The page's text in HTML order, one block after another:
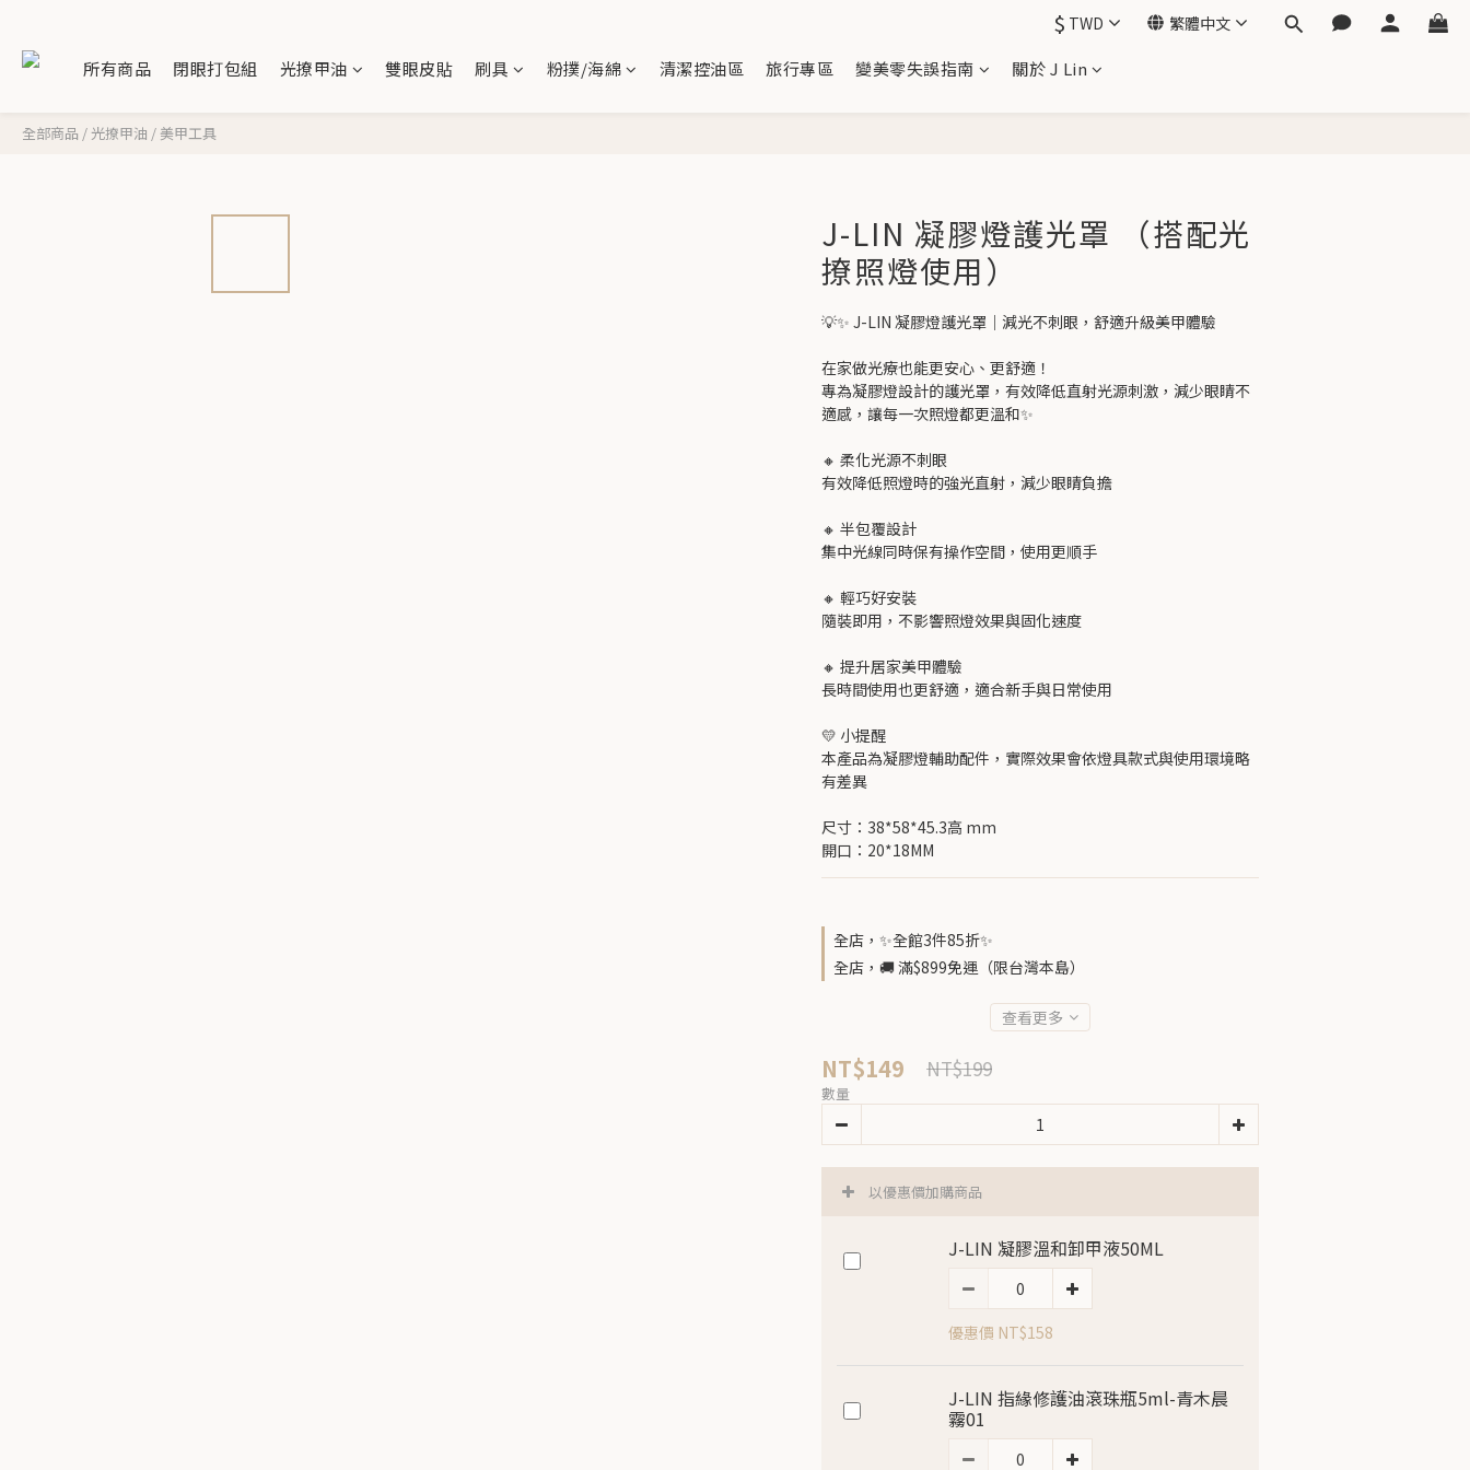
$ TWD 繁體中文
所有商品 閉眼打包組 光撩甲油 雙眼皮貼 刷具 粉撲/海綿 清潔控油區 旅行專區 變美零失誤指南 關於 J Lin
全部商品 /光撩甲油 / 美甲工具
J-LIN 凝膠燈護光罩 （搭配光
撩照燈使用）
💡✨ J-LIN 凝膠燈護光罩｜減光不刺眼，舒適升級美甲體驗
在家做光療也能更安心、更舒適！
專為凝膠燈設計的護光罩，有效降低直射光源刺激，減少眼睛不
適感，讓每一次照燈都更溫和✨
🔸 柔化光源不刺眼
有效降低照燈時的強光直射，減少眼睛負擔
🔸 半包覆設計
集中光線同時保有操作空間，使用更順手
🔸 輕巧好安裝
隨裝即用，不影響照燈效果與固化速度
🔸 提升居家美甲體驗
長時間使用也更舒適，適合新手與日常使用
💛 小提醒
本產品為凝膠燈輔助配件，實際效果會依燈具款式與使用環境略
有差異
尺寸：38*58*45.3高 mm
開口：20*18MM
全店，✨全館3件85折✨
全店，🚚 滿$899免運（限台灣本島）
查看更多
NT$149 NT$199
數量
以優惠價加購商品
J-LIN 凝膠溫和卸甲液50ML
優惠價 NT$158
J-LIN 指緣修護油滾珠瓶5ml-青木晨
霧01